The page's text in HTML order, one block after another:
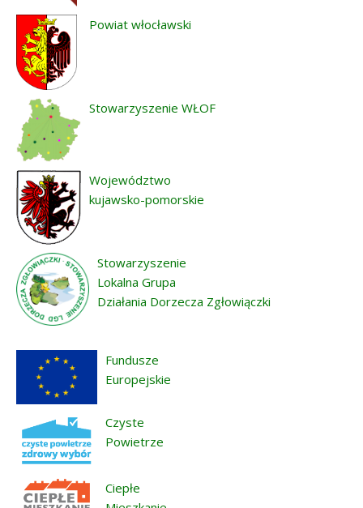
Powiat włocławski
Stowarzyszenie WŁOF
Województwo
kujawsko-pomorskie
Stowarzyszenie
Lokalna Grupa
Działania Dorzecza Zgłowiączki
Fundusze
Europejskie
Czyste
Powietrze
Ciepłe